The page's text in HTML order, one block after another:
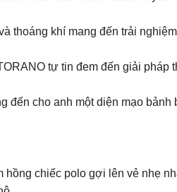
thoáng khí mang đến trải
tự tin đem đến giải pháp
đến cho anh một diện mạo
hồng chiếc polo gợi lên vẻ nhẹ